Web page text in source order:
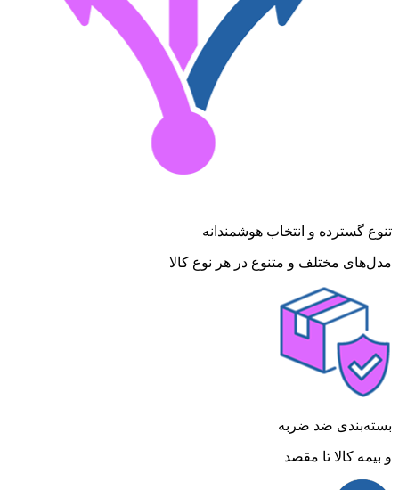
تنوع گسترده و انتخاب هوشمندانه
مدل‌های مختلف و متنوع در هر نوع کالا
بسته‌بندی ضد ضربه
و بیمه کالا تا مقصد